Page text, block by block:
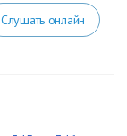
Слушать онлайн